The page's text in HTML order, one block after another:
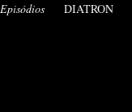
Episódios DIATRON